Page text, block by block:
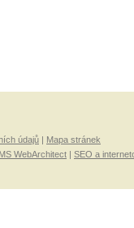
údajů
Mapa stránek
WebArchitect SEO a